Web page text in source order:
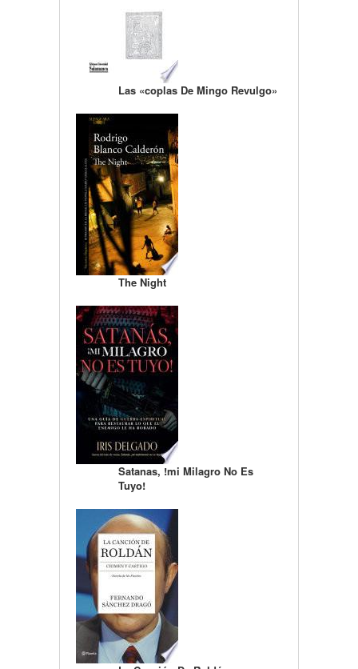
Las «coplas De Mingo Revulgo»
The Night
Satanas, !mi Milagro No Es
Tuyo!